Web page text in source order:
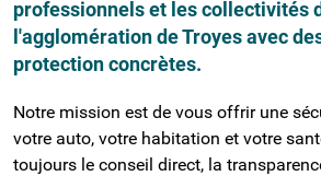
professionnels et les collectivités
l'agglomération de Troyes avec
protection concrètes.
Notre mission est de vous offrir une
votre auto, votre habitation et votre
toujours le conseil direct, la